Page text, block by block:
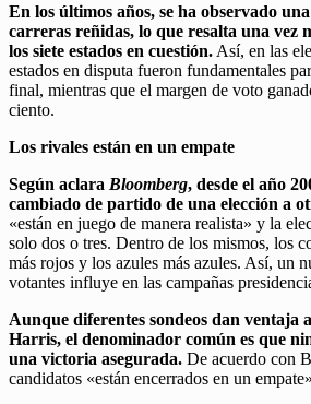
En los últimos años, se ha observado
carreras reñidas, lo que resalta una vez
los siete estados en cuestión. Así, en las
estados en disputa fueron fundamentales
final, mientras que el margen de voto
ciento.
Los rivales están en un empate
Según aclara Bloomberg, desde el año
cambiado de partido de una elección a
«están en juego de manera realista» y la
solo dos o tres. Dentro de los mismos, los
más rojos y los azules más azules. Así, un
votantes influye en las campañas
Aunque diferentes sondeos dan ventaja
Harris, el denominador común es que
una victoria asegurada. De acuerdo con
candidatos «están encerrados en un